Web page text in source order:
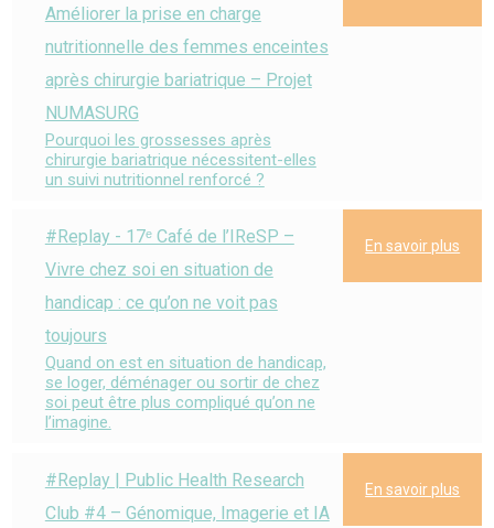
Améliorer la prise en charge
nutritionnelle des femmes enceintes
après chirurgie bariatrique – Projet
NUMASURG
Pourquoi les grossesses après
chirurgie bariatrique nécessitent-elles
un suivi nutritionnel renforcé ?
#Replay - 17ᵉ Café de l’IReSP –
Vivre chez soi en situation de
handicap : ce qu’on ne voit pas
toujours
Quand on est en situation de handicap,
se loger, déménager ou sortir de chez
soi peut être plus compliqué qu’on ne
l’imagine.
En savoir plus
#Replay | Public Health Research
Club #4 – Génomique, Imagerie et IA
En savoir plus